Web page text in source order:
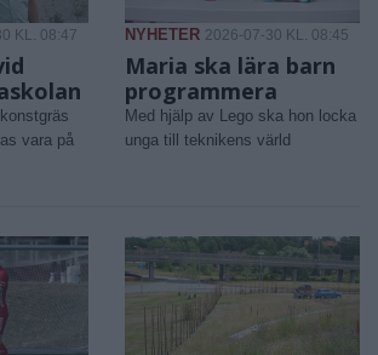
KL. 08:47
vara på
NYHETER 2026-07-30 KL. 08:45
Maria ska lära barn
programmera
Med hjälp av Lego ska hon locka
unga till teknikens värld